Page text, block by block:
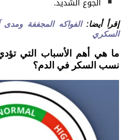
إقرأ أيضا: الفواكه المجففة
السكري
ما هي أهم الأسباب التي
نسب السكر في الدم؟